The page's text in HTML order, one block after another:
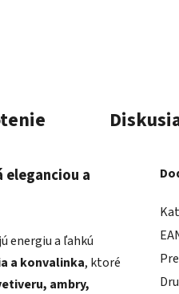
a
energiu a ľahkú
a konvalinka, ktoré
ambry,